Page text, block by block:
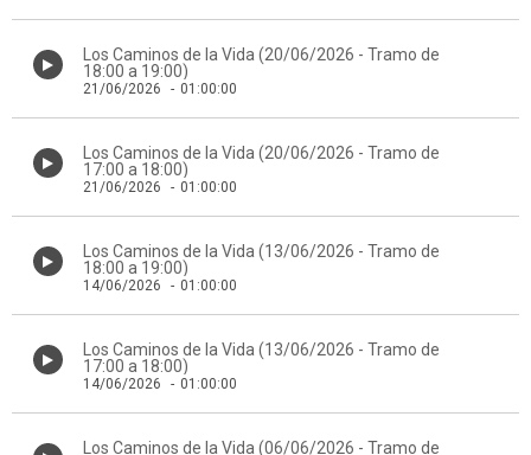
Los Caminos de la Vida (20/06/2026 - Tramo de
18:00 a 19:00)
21/06/2026 - 01:00:00
Los Caminos de la Vida (20/06/2026 - Tramo de
17:00 a 18:00)
21/06/2026 - 01:00:00
Los Caminos de la Vida (13/06/2026 - Tramo de
18:00 a 19:00)
14/06/2026 - 01:00:00
Los Caminos de la Vida (13/06/2026 - Tramo de
17:00 a 18:00)
14/06/2026 - 01:00:00
Los Caminos de la Vida (06/06/2026 - Tramo de